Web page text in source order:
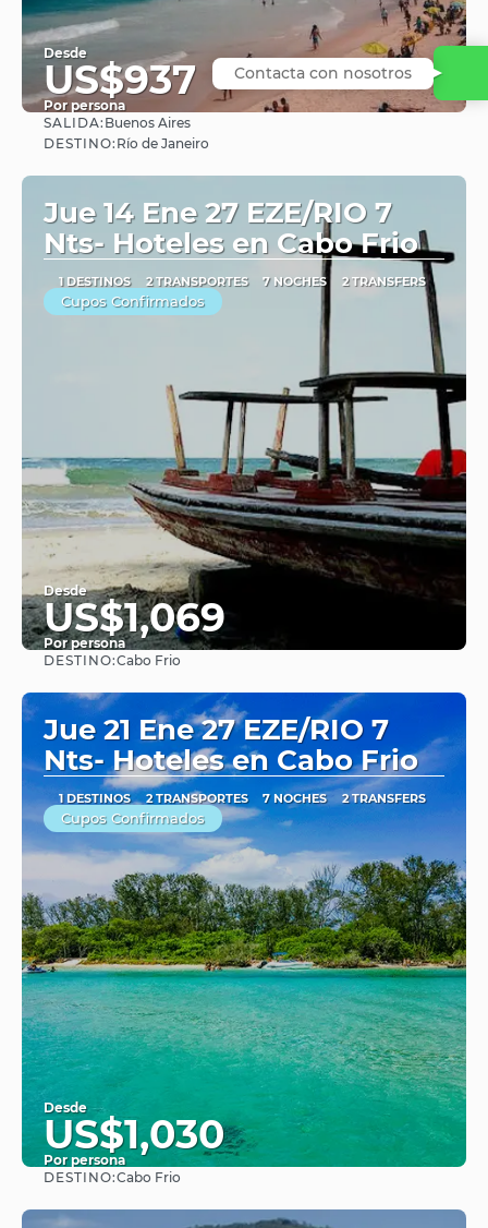
Desde
US$937
Por persona
SALIDA: Buenos Aires
DESTINO: Río de Janeiro
Jue 14 Ene 27 EZE/RIO 7
Nts- Hoteles en Cabo Frio
1 DESTINOS 2 TRANSPORTES 7 NOCHES 2 TRANSFERS
Cupos Confirmados
Desde
US$1,069
Por persona
DESTINO:Cabo Frio
Jue 21 Ene 27 EZE/RIO 7
Nts- Hoteles en Cabo Frio
1 DESTINOS 2 TRANSPORTES 7 NOCHES 2 TRANSFERS
Cupos Confirmados
Desde
US$1,030
Por persona
DESTINO:Cabo Frio
Contacta con nosotros